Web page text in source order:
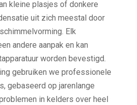
kleine plasjes of donkere
uit zich meestal door
Elk
andere aanpak en kan
worden bevestigd.
gebruiken we professionele
gebaseerd op jarenlange
in kelders over heel